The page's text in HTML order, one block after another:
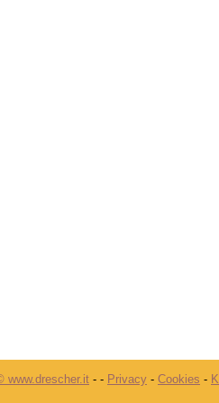
www.drescher.it - - Privacy - Cookies -